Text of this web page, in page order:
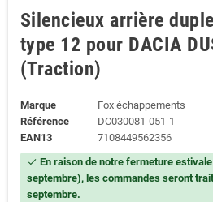
Silencieux arrière
type 12 pour DACIA
(Traction)
Marque
Fox échappements
Référence
DC030081-051-1
EAN13
7108449562356
check En raison de notre fermeture
septembre), les commandes seront
septembre.